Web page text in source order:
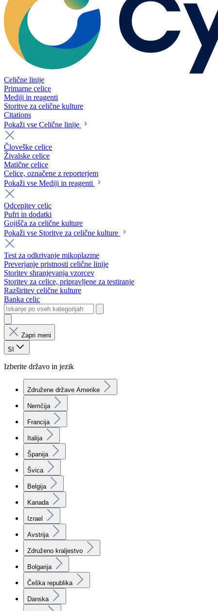
Celične linije
Primarne celice
Mediji in reagenti
Storitve za celične kulture
Citations
Pokaži vse Celične linije
Človeške celice
Živalske celice
Matične celice
Celice, označene z reporterjem
Pokaži vse Mediji in reagenti
Odcepitev celic
Pufri in dodatki
Gojišča za celične kulture
Pokaži vse Storitve za celične kulture
Test za odkrivanje mikoplazme
Preverjanje pristnosti celične linije
Storitev shranjevanja vzorcev
Storitev za celice, pripravljene za testiranje
Razširitev celične kulture
Banka celic
Zapri meni
SI
Izberite državo in jezik
Združene države Amerike
Nemčija
Francija
Italija
Španija
Švica
Belgija
Kanada
Izrael
Avstrija
Združeno kraljestvo
Bolgarija
Češka republika
Danska